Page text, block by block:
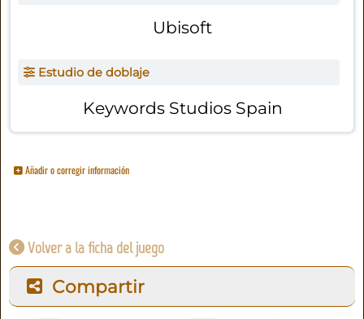
Ubisoft
Estudio de doblaje
Keywords Studios Spain
Añadir o corregir información
Volver a la ficha del juego
Compartir